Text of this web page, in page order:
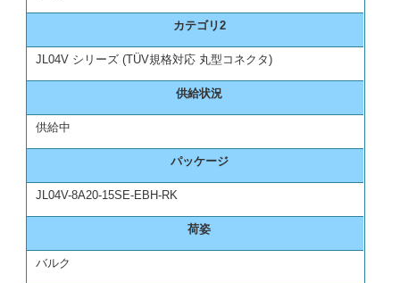
カテゴリ2
JL04V シリーズ (TÜV規格対応 丸型コネクタ)
供給状況
供給中
パッケージ
JL04V-8A20-15SE-EBH-RK
荷姿
バルク